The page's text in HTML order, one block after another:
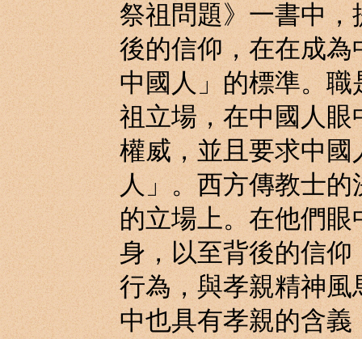
祭祖問題》一書中
後的信仰，在在成
中國人」的標準。
祖立場，在中國人
權威，並且要求中
人」。西方傳教士
的立場上。在他們
身，以至背後的信
行為，與孝親精神
中也具有孝親的含